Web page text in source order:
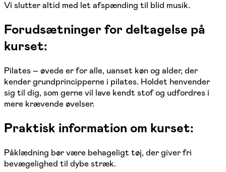
Vi slutter altid med let afspænding til blid musik.
Forudsætninger for deltagelse på
kurset:
Pilates – øvede er for alle, uanset køn og alder, der
kender grundprincipperne i pilates. Holdet henvender
sig til dig, som gerne vil lave kendt stof og udfordres i
mere krævende øvelser.
Praktisk information om kurset:
Påklædning bør være behageligt tøj, der giver fri
bevægelighed til dybe stræk.